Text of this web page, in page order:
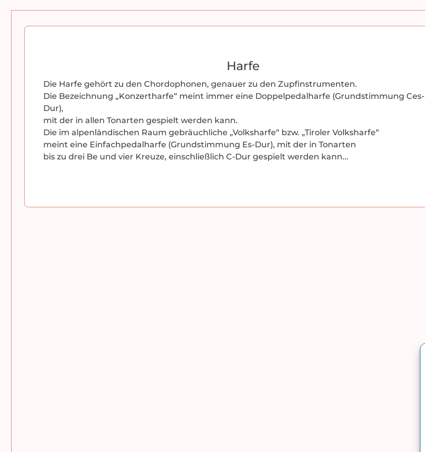
Harfe
Die Harfe gehört zu den Chordophonen, genauer zu den Zupfinstrumenten.
Die Bezeichnung „Konzertharfe“ meint immer eine Doppelpedalharfe (Grundstimmung Ces-
Dur),
mit der in allen Tonarten gespielt werden kann.
Die im alpenländischen Raum gebräuchliche „Volksharfe“ bzw. „Tiroler Volksharfe“
meint eine Einfachpedalharfe (Grundstimmung Es-Dur), mit der in Tonarten
bis zu drei Be und vier Kreuze, einschließlich C-Dur gespielt werden kann...